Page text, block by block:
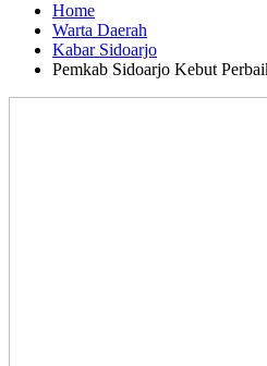
Home
Warta Daerah
Kabar Sidoarjo
Pemkab Sidoarjo Kebut